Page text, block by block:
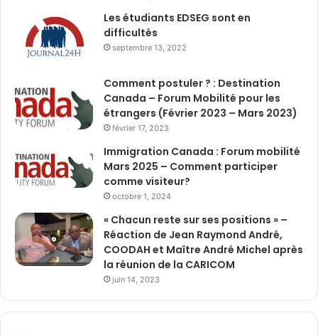
Les étudiants EDSEG sont en
difficultés
septembre 13, 2022
Comment postuler ? : Destination
Canada – Forum Mobilité pour les
étrangers (Février 2023 – Mars 2023)
février 17, 2023
Immigration Canada : Forum mobilité
Mars 2025 – Comment participer
comme visiteur?
octobre 1, 2024
« Chacun reste sur ses positions » –
Réaction de Jean Raymond André,
COODAH et Maître André Michel après
la réunion de la CARICOM
juin 14, 2023